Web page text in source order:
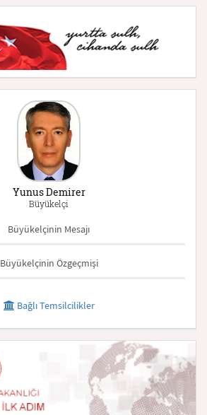
Yunus Demirer
Büyükelçi
Büyükelçinin Mesajı
Büyükelçinin Özgeçmişi
Bağlı Temsilcilikler